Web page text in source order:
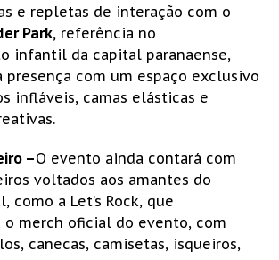
e repletas de interação com o
Park, referência no
infantil da capital paranaense,
presença com um espaço exclusivo
infláveis, camas elásticas e
–O evento ainda contará com
voltados aos amantes do
como a Let’s Rock, que
merch oficial do evento, com
canecas, camisetas, isqueiros,